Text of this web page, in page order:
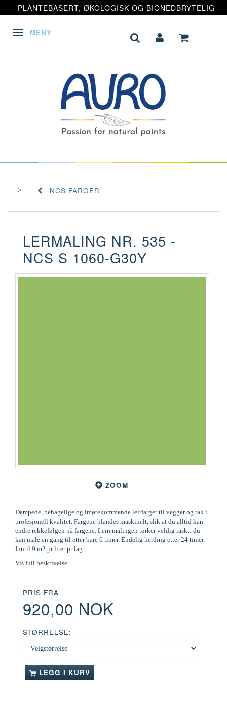
PLANTEBASERT, ØKOLOGISK OG BIONEDBRYTELIG
VEKSLE NAVIGASJON
MENY
NCS FARGER
LERMALING NR. 535 -
NCS S 1060-G30Y
ZOOM
Dempede, behagelige og imøtekommende leirfarger til vegger og tak i
profesjonell kvalitet. Fargene blandes maskinelt, slik at du alltid kan
endre rekkefølgen på fargene. Leiremalingen tørker veldig raskt: du
kan male en gang til etter bare 6 timer. Endelig herding etter 24 timer.
Inntil 9 m2 pr liter pr lag.
Vis full beskrivelse
PRIS FRA
920,00 NOK
STØRRELSE:
LEGG I KURV